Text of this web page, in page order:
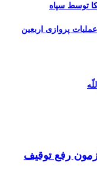
پروازی اربعین
رفع توقیف